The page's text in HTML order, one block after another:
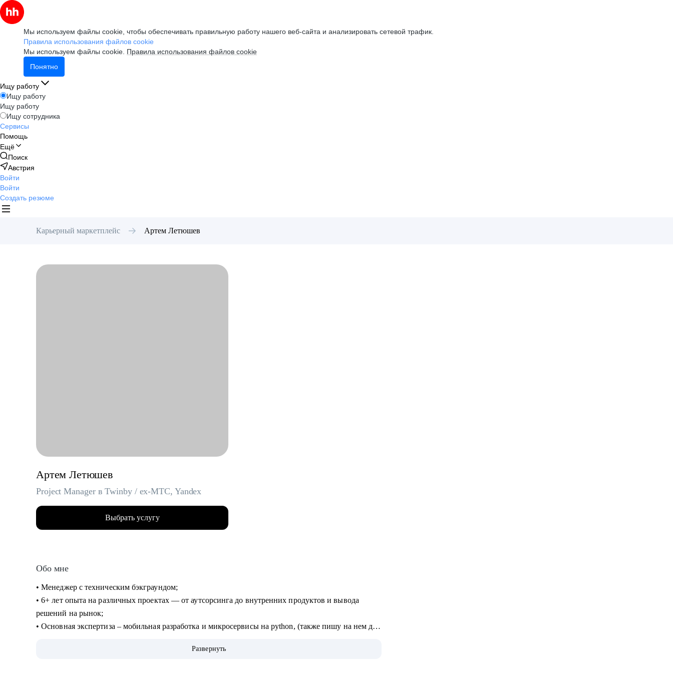
Мы используем файлы cookie, чтобы обеспечивать правильную работу нашего веб-сайта и анализировать сетевой трафик.
Правила использования файлов cookie
Мы используем файлы cookie. Правила использования файлов cookie
Понятно
Ищу работу
Ищу работу
Ищу работу
Ищу сотрудника
Сервисы
Помощь
Ещё
Поиск
Австрия
Войти
Войти
Создать резюме
Карьерный маркетплейс Артем Летюшев
Артем Летюшев
Project Manager в Twinby / ex-MTC, Yandex
Выбрать услугу
Обо мне
• Менеджер с техническим бэкграундом;
• 6+ лет опыта на различных проектах — от аутсорсинга до внутренних продуктов и вывода
решений на рынок;
• Основная экспертиза – мобильная разработка и микросервисы на python, (также пишу на нем для
Развернуть